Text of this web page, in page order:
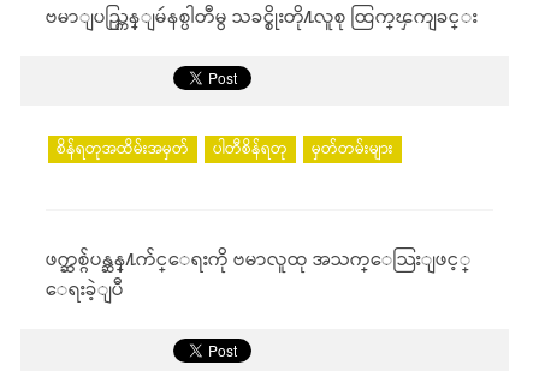
ဗမာျပည္ကြန္ျမဴနစ္ပါတီမွ သခင္စိုးတို႔လူစု ထြက္ၾကျခင္း
စိန်ရတုအထိမ်းအမှတ် ပါတီစိန်ရတု မှတ်တမ်းများ
ဖက္ဆစ္ဂ်ပန္ဆန္႔က်င္ေရးကို ဗမာလူထု အသက္ေသြးျဖင့္
ေရးခဲ့ျပီ